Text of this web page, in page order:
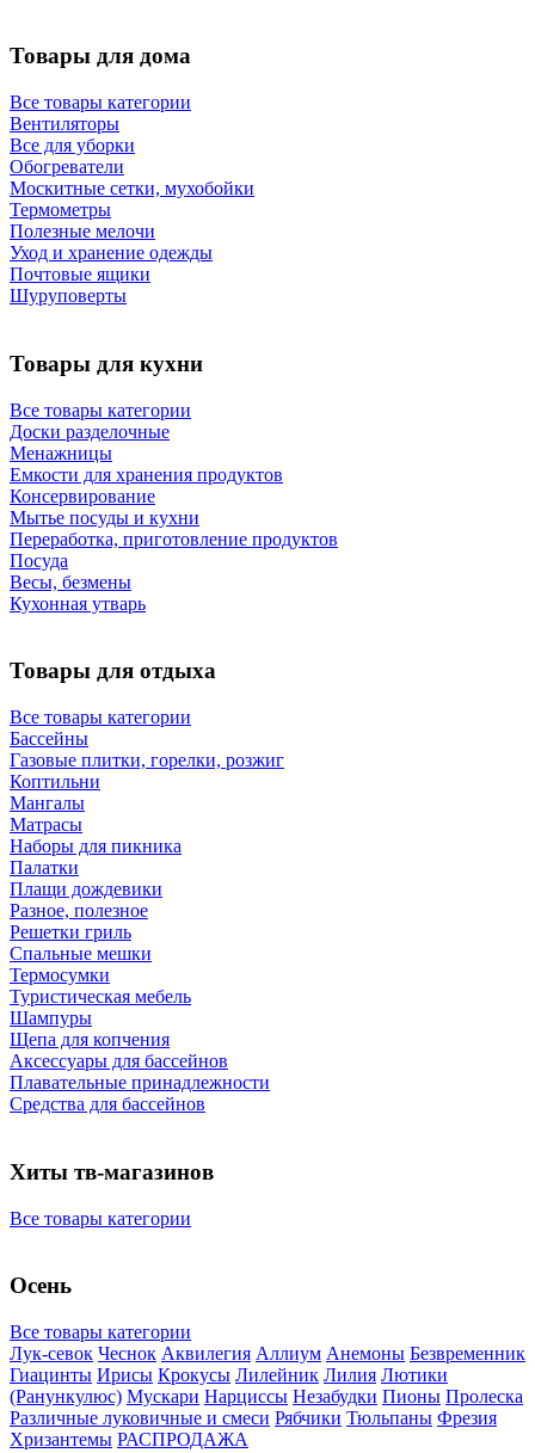
Товары для дома
Все товары категории
Вентиляторы
Все для уборки
Обогреватели
Москитные сетки, мухобойки
Термометры
Полезные мелочи
Уход и хранение одежды
Почтовые ящики
Шуруповерты
Товары для кухни
Все товары категории
Доски разделочные
Менажницы
Емкости для хранения продуктов
Консервирование
Мытье посуды и кухни
Переработка, приготовление продуктов
Посуда
Весы, безмены
Кухонная утварь
Товары для отдыха
Все товары категории
Бассейны
Газовые плитки, горелки, розжиг
Коптильни
Мангалы
Матрасы
Наборы для пикника
Палатки
Плащи дождевики
Разное, полезное
Решетки гриль
Спальные мешки
Термосумки
Туристическая мебель
Шампуры
Щепа для копчения
Аксессуары для бассейнов
Плавательные принадлежности
Средства для бассейнов
Хиты тв-магазинов
Все товары категории
Осень
Все товары категории
Лук-севок Чеснок Аквилегия Аллиум Анемоны Безвременник
Гиацинты Ирисы Крокусы Лилейник Лилия Лютики
(Ранункулюс) Мускари Нарцисcы Незабудки Пионы Пролеска
Различные луковичные и смеси Рябчики Тюльпаны Фрезия
Хризантемы РАСПРОДАЖА